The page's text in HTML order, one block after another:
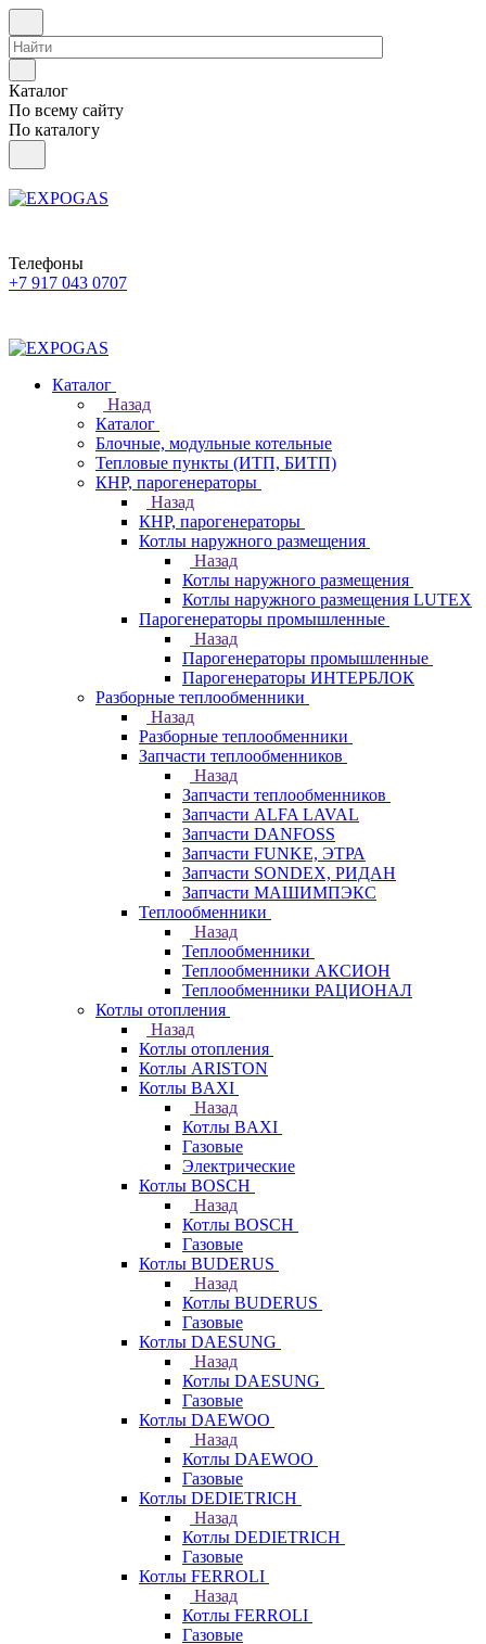
Каталог
По всему сайту
По каталогу
Телефоны
+7 917 043 0707
Каталог
Назад
Каталог
Блочные, модульные котельные
Тепловые пункты (ИТП, БИТП)
КНР, парогенераторы
Назад
КНР, парогенераторы
Котлы наружного размещения
Назад
Котлы наружного размещения
Котлы наружного размещения LUTEX
Парогенераторы промышленные
Назад
Парогенераторы промышленные
Парогенераторы ИНТЕРБЛОК
Разборные теплообменники
Назад
Разборные теплообменники
Запчасти теплообменников
Назад
Запчасти теплообменников
Запчасти ALFA LAVAL
Запчасти DANFOSS
Запчасти FUNKE, ЭТРА
Запчасти SONDEX, РИДАН
Запчасти МАШИМПЭКС
Теплообменники
Назад
Теплообменники
Теплообменники АКСИОН
Теплообменники РАЦИОНАЛ
Котлы отопления
Назад
Котлы отопления
Котлы ARISTON
Котлы BAXI
Назад
Котлы BAXI
Газовые
Электрические
Котлы BOSCH
Назад
Котлы BOSCH
Газовые
Котлы BUDERUS
Назад
Котлы BUDERUS
Газовые
Котлы DAESUNG
Назад
Котлы DAESUNG
Газовые
Котлы DAEWOO
Назад
Котлы DAEWOO
Газовые
Котлы DEDIETRICH
Назад
Котлы DEDIETRICH
Газовые
Котлы FERROLI
Назад
Котлы FERROLI
Газовые